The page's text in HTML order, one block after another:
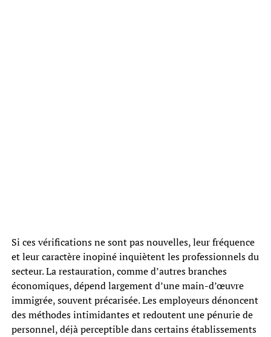
Si ces vérifications ne sont pas nouvelles, leur fréquence
et leur caractère inopiné inquiètent les professionnels du
secteur. La restauration, comme d’autres branches
économiques, dépend largement d’une main-d’œuvre
immigrée, souvent précarisée. Les employeurs dénoncent
des méthodes intimidantes et redoutent une pénurie de
personnel, déjà perceptible dans certains établissements